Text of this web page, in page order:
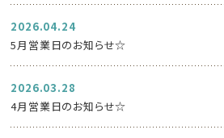
2026.04.24
5月営業日のお知らせ☆
2026.03.28
4月営業日のお知らせ☆